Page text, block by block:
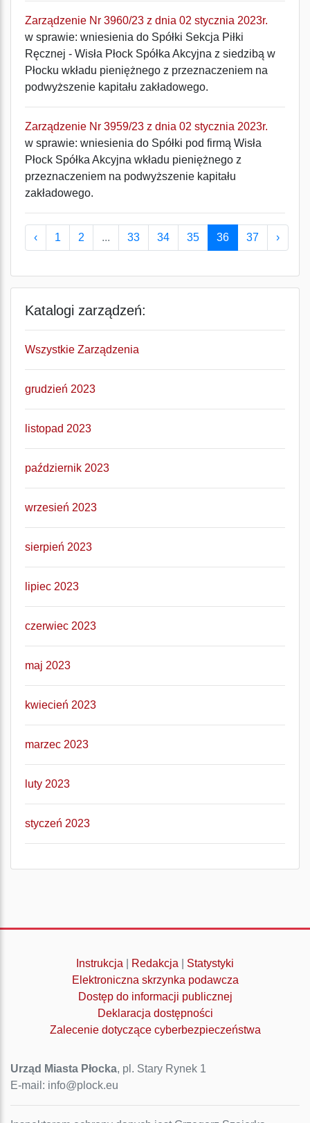
Zarządzenie Nr 3960/23 z dnia 02 stycznia 2023r.
w sprawie: wniesienia do Spółki Sekcja Piłki
Ręcznej - Wisła Płock Spółka Akcyjna z siedzibą w
Płocku wkładu pieniężnego z przeznaczeniem na
podwyższenie kapitału zakładowego.
Zarządzenie Nr 3959/23 z dnia 02 stycznia 2023r.
w sprawie: wniesienia do Spółki pod firmą Wisła
Płock Spółka Akcyjna wkładu pieniężnego z
przeznaczeniem na podwyższenie kapitału
zakładowego.
‹ 1 2 ... 33 34 35 36 37 ›
Katalogi zarządzeń:
Wszystkie Zarządzenia
grudzień 2023
listopad 2023
październik 2023
wrzesień 2023
sierpień 2023
lipiec 2023
czerwiec 2023
maj 2023
kwiecień 2023
marzec 2023
luty 2023
styczeń 2023
Instrukcja Redakcja
Statystyki
Elektroniczna skrzynka podawcza
Dostęp do informacji publicznej
Deklaracja dostępności
Zalecenie dotyczące cyberbezpieczeństwa
Urząd Miasta Płocka, pl. Stary Rynek 1
E-mail: info@plock.eu